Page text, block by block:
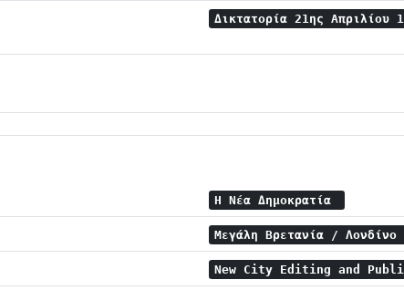
Δικτατορία 21ης Απριλίου
Η Νέα Δημοκρατία
Μεγάλη Βρετανία / Λονδίνο
New City Editing and